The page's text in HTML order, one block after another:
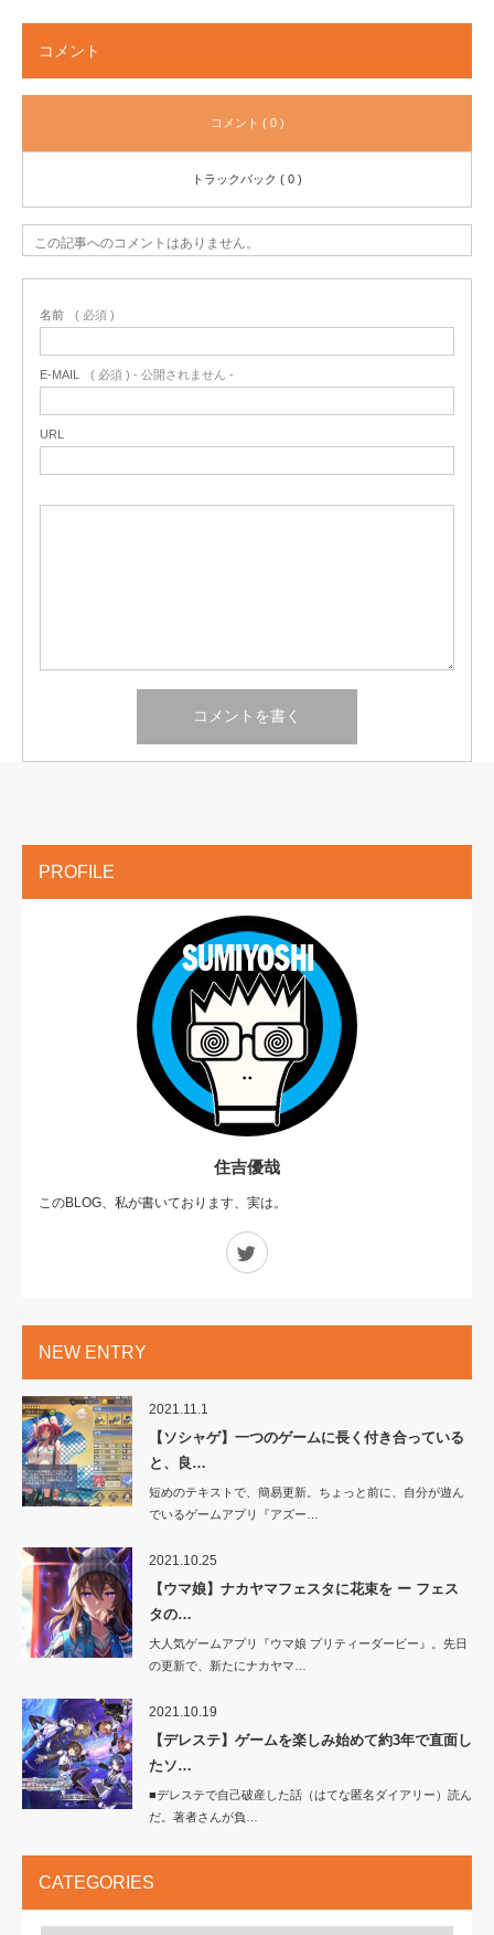
コメント
コメント ( 0 )
トラックバック ( 0 )
この記事へのコメントはありません。
名前 ( 必須 )
E-MAIL ( 必須 ) - 公開されません -
URL
PROFILE
住吉優哉
このBLOG、私が書いております、実は。
NEW ENTRY
2021.11.1
【ソシャゲ】一つのゲームに長く付き合っている
と、良…
短めのテキストで、簡易更新。ちょっと前に、自分が遊ん
でいるゲームアプリ『アズー…
2021.10.25
【ウマ娘】ナカヤマフェスタに花束を ー フェス
タの…
大人気ゲームアプリ『ウマ娘 プリティーダービー』。先日
の更新で、新たにナカヤマ…
2021.10.19
【デレステ】ゲームを楽しみ始めて約3年で直面し
たソ…
■デレステで自己破産した話（はてな匿名ダイアリー）読ん
だ。著者さんが負…
CATEGORIES